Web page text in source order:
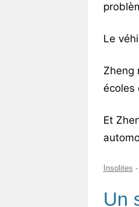
Le
Zheng
écoles
Et
Insolites
Un